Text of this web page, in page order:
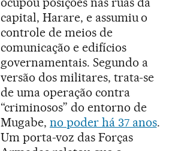
capital, Harare, e assumiu o
controle de meios de
comunicação e edifícios
governamentais. Segundo a
versão dos militares, trata-se
de uma operação contra
“criminosos” do entorno de
Mugabe, no poder há 37 anos.
Um porta-voz das Forças